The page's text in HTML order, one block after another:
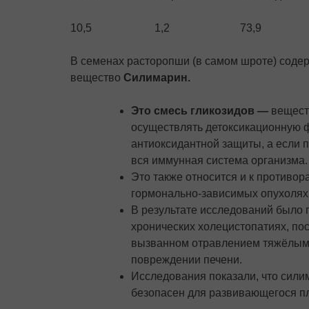
10,5
1,2 73,9
В семенах расторопши (в самом шроте)
вещество Силимарин.
Это смесь гликозидов —
осуществлять
антиоксидантной защиты, а если
вся иммунная система организма.
Это также относится и к
гормонально-зависимых
В результате исследований
хронических холецистопатиях,
вызванном отравлением
повреждении печени.
Исследования показали, что
безопасен для развивающегося